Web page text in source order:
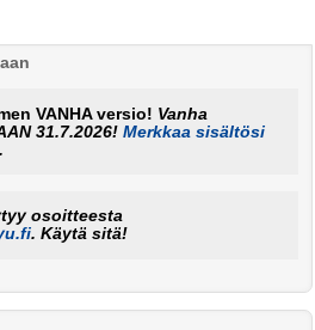
VANHA versio! Vanha
31.7.2026!Merkkaa sisältösi
.
osoitteesta
. Käytä sitä!